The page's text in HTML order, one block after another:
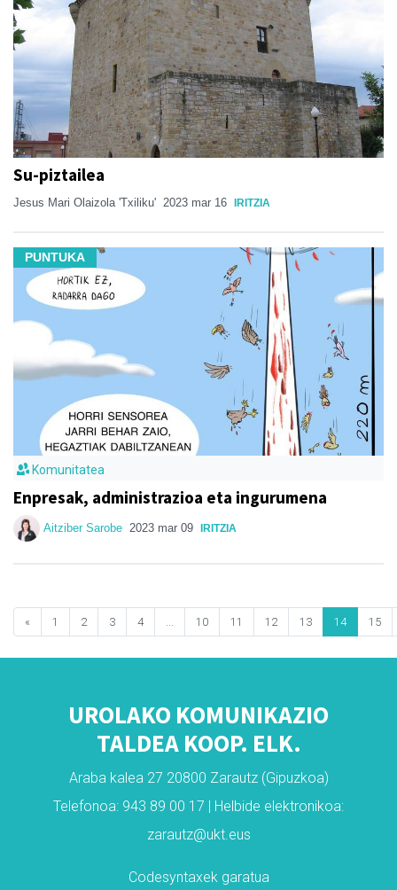
Su-piztailea
Jesus Mari Olaizola 'Txiliku' 2023 mar 16 IRITZIA
PUNTUKA
Komunitatea
Enpresak, administrazioa eta ingurumena
Aitziber Sarobe 2023 mar 09 IRITZIA
« 1 2 3 4 10 11 12 13 14 15
UROLAKO KOMUNIKAZIO
TALDEA KOOP. ELK.
Araba kalea 27 20800 Zarautz (Gipuzkoa)
Telefonoa: 943 89 00 17 | Helbide elektronikoa:
zarautz@ukt.eus
Codesyntaxek garatua